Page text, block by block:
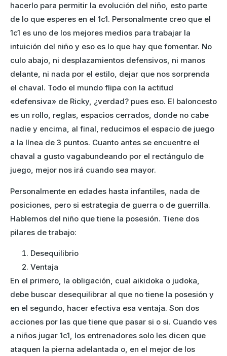
hacerlo para permitir la evolución del niño, esto parte
de lo que esperes en el 1c1. Personalmente creo que el
1c1 es uno de los mejores medios para trabajar la
intuición del niño y eso es lo que hay que fomentar. No
culo abajo, ni desplazamientos defensivos, ni manos
delante, ni nada por el estilo, dejar que nos sorprenda
el chaval. Todo el mundo flipa con la actitud
«defensiva» de Ricky, ¿verdad? pues eso. El baloncesto
es un rollo, reglas, espacios cerrados, donde no cabe
nadie y encima, al final, reducimos el espacio de juego
a la línea de 3 puntos. Cuanto antes se encuentre el
chaval a gusto vagabundeando por el rectángulo de
juego, mejor nos irá cuando sea mayor.
Personalmente en edades hasta infantiles, nada de
posiciones, pero si estrategia de guerra o de guerrilla.
Hablemos del niño que tiene la posesión. Tiene dos
pilares de trabajo:
Desequilibrio
Ventaja
En el primero, la obligación, cual aikidoka o judoka,
debe buscar desequilibrar al que no tiene la posesión y
en el segundo, hacer efectiva esa ventaja. Son dos
acciones por las que tiene que pasar si o si. Cuando ves
a niños jugar 1c1, los entrenadores solo les dicen que
ataquen la pierna adelantada o, en el mejor de los